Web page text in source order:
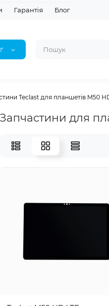
Гарантія Блог
Teclast для планшетів M50
Запчастини для